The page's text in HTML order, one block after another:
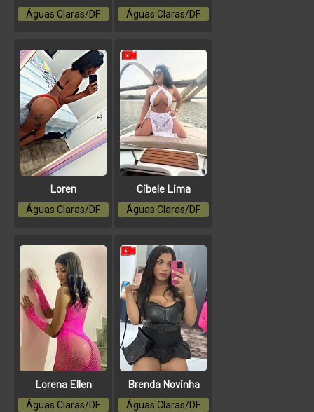
Águas Claras/DF Águas Claras/DF
Loren
Águas Claras/DF
Cibele Lima
Águas Claras/DF
Lorena Ellen
Águas Claras/DF
Brenda Novinha
Águas Claras/DF